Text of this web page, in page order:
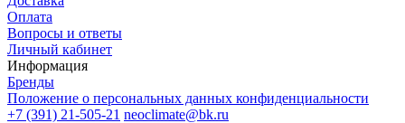
Оплата
Вопросы и ответы
Личный кабинет
Информация
Бренды
Положение о персональных данных конфиденциальности
+7 (391) 21-505-21 neoclimate@bk.ru